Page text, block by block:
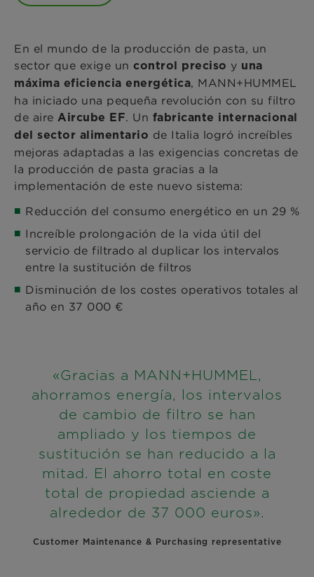
En el mundo de la producción de pasta, un
sector que exige un control preciso y una
máxima eficiencia energética, MANN+HUMMEL
ha iniciado una pequeña revolución con su filtro
de aire Aircube EF. Un fabricante internacional
del sector alimentario de Italia logró increíbles
mejoras adaptadas a las exigencias concretas de
la producción de pasta gracias a la
implementación de este nuevo sistema:
Reducción del consumo energético en un 29 %
Increíble prolongación de la vida útil del
servicio de filtrado al duplicar los intervalos
entre la sustitución de filtros
Disminución de los costes operativos totales al
año en 37 000 €
«Gracias a MANN+HUMMEL,
ahorramos energía, los intervalos
de cambio de filtro se han
ampliado y los tiempos de
sustitución se han reducido a la
mitad. El ahorro total en coste
total de propiedad asciende a
alrededor de 37 000 euros».
Customer Maintenance & Purchasing representative